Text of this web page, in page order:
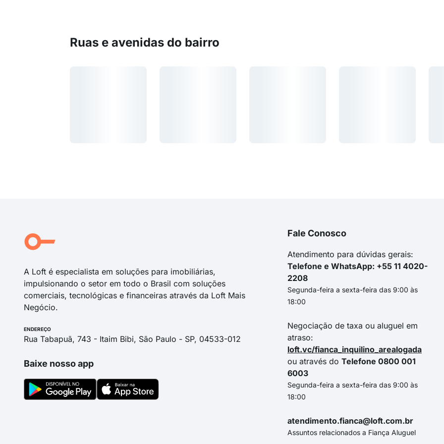
Ruas e avenidas do bairro
A Loft é especialista em soluções para imobiliárias,
impulsionando o setor em todo o Brasil com soluções
comerciais, tecnológicas e financeiras através da Loft Mais
Negócio.
ENDEREÇO
Rua Tabapuã, 743 - Itaim Bibi, São Paulo - SP, 04533-012
Baixe nosso app
Fale Conosco
Atendimento para dúvidas gerais:
Telefone e WhatsApp: +55 11 4020-
2208
Segunda-feira a sexta-feira das 9:00 às
18:00
Negociação de taxa ou aluguel em
atraso:
loft.vc/fianca_inquilino_arealogada
ou através do Telefone 0800 001
6003
Segunda-feira a sexta-feira das 9:00 às
18:00
atendimento.fianca@loft.com.br
Assuntos relacionados a Fiança Aluguel